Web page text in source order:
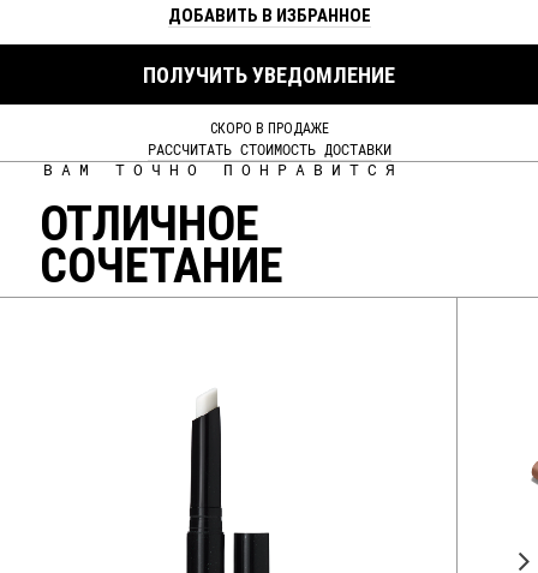
ДОБАВИТЬ В ИЗБРАННОЕ
ПОЛУЧИТЬ УВЕДОМЛЕНИЕ
СКОРО В ПРОДАЖЕ
РАССЧИТАТЬ СТОИМОСТЬ ДОСТАВКИ
ВАМ ТОЧНО ПОНРАВИТСЯ
ОТЛИЧНОЕ
СОЧЕТАНИЕ